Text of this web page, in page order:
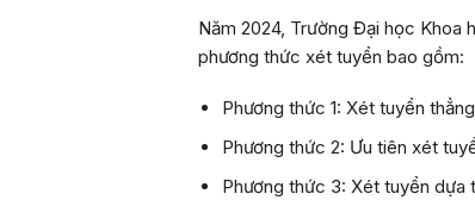
Năm 2024, Trường Đại học
phương thức xét tuyển bao gồm:
Phương thức 1: Xét tuyển
Phương thức 2: Ưu tiên xét
Phương thức 3: Xét tuyển dựa